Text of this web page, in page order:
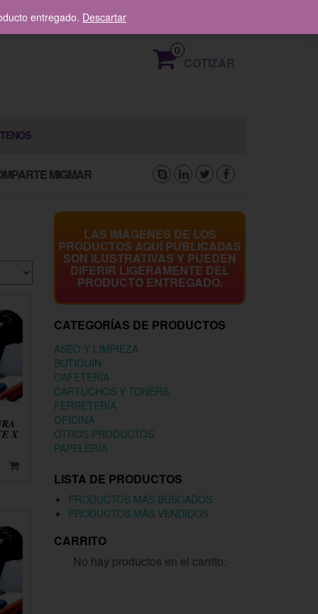
0
COTIZAR
MIGMAR
X
LAS IMÁGENES DE LOS
PRODUCTOS AQUÍ PUBLICADAS
SON ILUSTRATIVAS Y PUEDEN
DIFERIR LIGERAMENTE DEL
PRODUCTO ENTREGADO.
CATEGORÍAS DE PRODUCTOS
ASEO Y LIMPIEZA
BOTIQUÍN
CAFETERÍA
CARTUCHOS Y TONERS
FERRETERÍA
OFICINA
OTROS PRODUCTOS
PAPELERÍA
LISTA DE PRODUCTOS
PRODUCTOS MÁS BUSCADOS
PRODUCTOS MÁS VENDIDOS
CARRITO
No hay productos en el carrito.
entregado. Descartar